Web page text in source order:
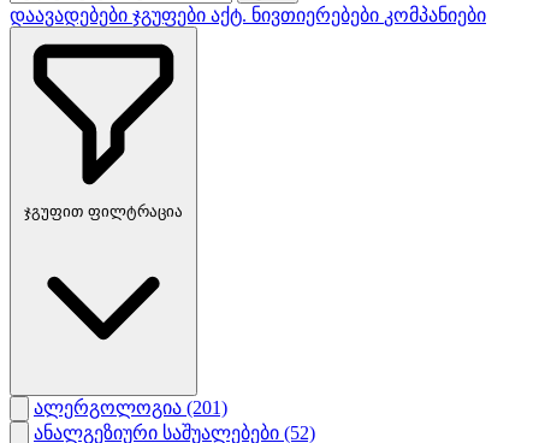
დაავადებები ჯგუფები აქტ. ნივთიერებები კომპანიები
ჯგუფით ფილტრაცია
ალერგოლოგია (201)
ანალგეზიური საშუალებები (52)